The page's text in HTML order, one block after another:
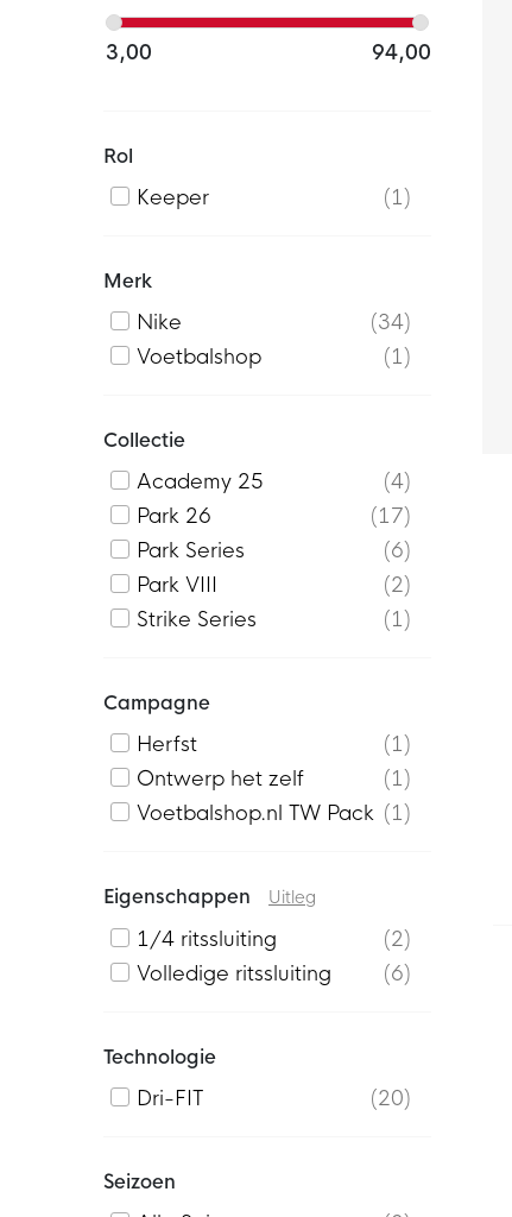
3,00 94,00
Rol
Keeper
1
Merk
Nike
34
Voetbalshop
1
Collectie
Academy 25
4
Park 26
17
Park Series
6
Park VIII
2
Strike Series
1
Campagne
Herfst
1
Ontwerp het zelf
1
Voetbalshop.nl TW Pack
1
Eigenschappen Uitleg
1/4 ritssluiting
2
Volledige ritssluiting
6
Technologie
Dri-FIT
20
Seizoen